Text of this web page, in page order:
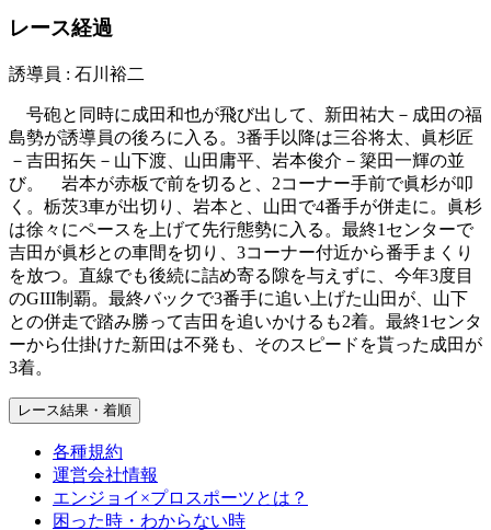
レース経過
誘導員 : 石川裕二
号砲と同時に成田和也が飛び出して、新田祐大－成田の福
島勢が誘導員の後ろに入る。3番手以降は三谷将太、眞杉匠
－吉田拓矢－山下渡、山田庸平、岩本俊介－簗田一輝の並
び。 岩本が赤板で前を切ると、2コーナー手前で眞杉が叩
く。栃茨3車が出切り、岩本と、山田で4番手が併走に。眞杉
は徐々にペースを上げて先行態勢に入る。最終1センターで
吉田が眞杉との車間を切り、3コーナー付近から番手まくり
を放つ。直線でも後続に詰め寄る隙を与えずに、今年3度目
のGIII制覇。最終バックで3番手に追い上げた山田が、山下
との併走で踏み勝って吉田を追いかけるも2着。最終1センタ
ーから仕掛けた新田は不発も、そのスピードを貰った成田が
3着。
レース結果・着順
各種規約
運営会社情報
エンジョイ×プロスポーツとは？
困った時・わからない時